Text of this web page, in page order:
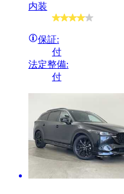
内装
保証:
付
法定整備:
付